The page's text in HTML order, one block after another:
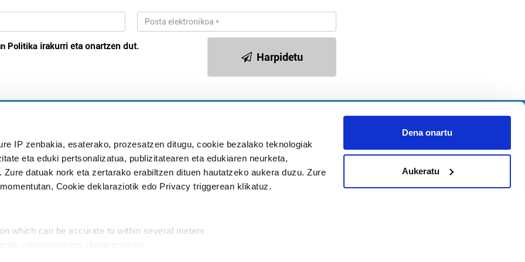
IP zenbakia, esaterako, prozesatzen ditugu, cookie bezalako teknologiak
eta eduki pertsonalizatua, publizitatearen eta edukiaren neurketa,
datuak nork eta zertarako erabiltzen dituen hautatzeko aukera duzu. Zure
Cookie deklaraziotik edo Privacy triggerean klikatuz.
which can be accurate to within several meters
Dena onartu
Aukeratu
Politika irakurri eta onartzen dut.
Harpidetu
Aniztasun politika
Cookieak